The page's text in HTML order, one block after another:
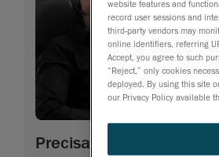
Precisa de mais
website features and
record user sessions and
third-party vendors may
online identifiers, referring
Accept, you agree to such
“Reject,” only cookies
deployed. By using this site
our Privacy Policy available